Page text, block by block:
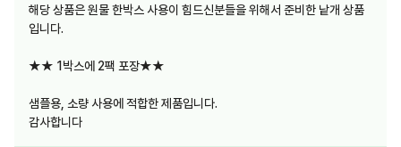
해당 상품은 원물 한박스 사용이 힘드신분들을 위해서 준비한 낱개 상품
입니다.
★★ 1박스에 2팩 포장★★
샘플용, 소량 사용에 적합한 제품입니다.
감사합니다